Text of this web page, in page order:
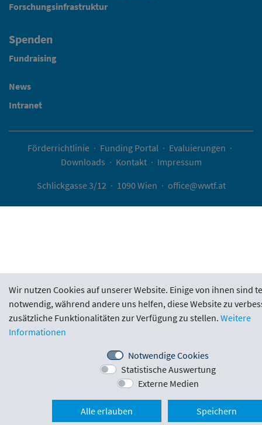
Forschungsinfrastruktur
Spenden
Fundraising
News
Intranet
Förderrichtlinie · Funding Portal · Evaluierungen ·
Downloads · Kontakt · Impressum
Schlickgasse 3/12 · 1090 Wien · office@wwtf.at
Wir nutzen Cookies auf unserer Website. Einige von ihnen sind
notwendig, während andere uns helfen, diese Website zu
zusätzliche Funktionalitäten zur Verfügung zu stellen. Weitere
Informationen
Notwendige Cookies
Statistische Auswertung
Externe Medien
Alle erlauben Speichern